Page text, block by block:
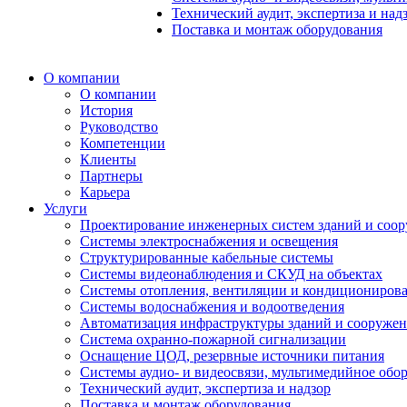
Технический аудит, экспертиза и
Поставка и монтаж оборудования
О компании
О компании
История
Руководство
Компетенции
Клиенты
Партнеры
Карьера
Услуги
Проектирование инженерных систем зданий и
Системы электроснабжения и освещения
Структурированные кабельные системы
Системы видеонаблюдения и СКУД на объектах
Системы отопления, вентиляции и
Системы водоснабжения и водоотведения
Автоматизация инфраструктуры зданий и
Система охранно-пожарной сигнализации
Оснащение ЦОД, резервные источники питания
Системы аудио- и видеосвязи, мультимедийное
Технический аудит, экспертиза и надзор